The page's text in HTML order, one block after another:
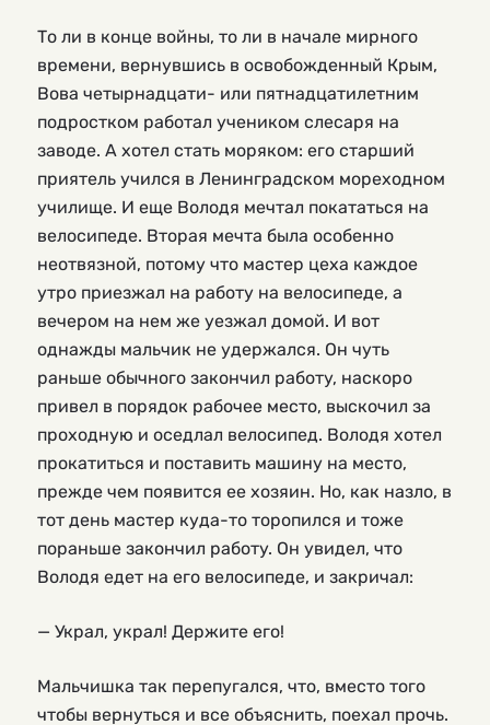
То ли в конце войны, то ли в начале мирного
времени, вернувшись в освобожденный Крым,
Вова четырнадцати- или пятнадцатилетним
подростком работал учеником слесаря на
заводе. А хотел стать моряком: его старший
приятель учился в Ленинградском мореходном
училище. И еще Володя мечтал покататься на
велосипеде. Вторая мечта была особенно
неотвязной, потому что мастер цеха каждое
утро приезжал на работу на велосипеде, а
вечером на нем же уезжал домой. И вот
однажды мальчик не удержался. Он чуть
раньше обычного закончил работу, наскоро
привел в порядок рабочее место, выскочил за
проходную и оседлал велосипед. Володя хотел
прокатиться и поставить машину на место,
прежде чем появится ее хозяин. Но, как назло, в
тот день мастер куда-то торопился и тоже
пораньше закончил работу. Он увидел, что
Володя едет на его велосипеде, и закричал:
— Украл, украл! Держите его!
Мальчишка так перепугался, что, вместо того
чтобы вернуться и все объяснить, поехал прочь.